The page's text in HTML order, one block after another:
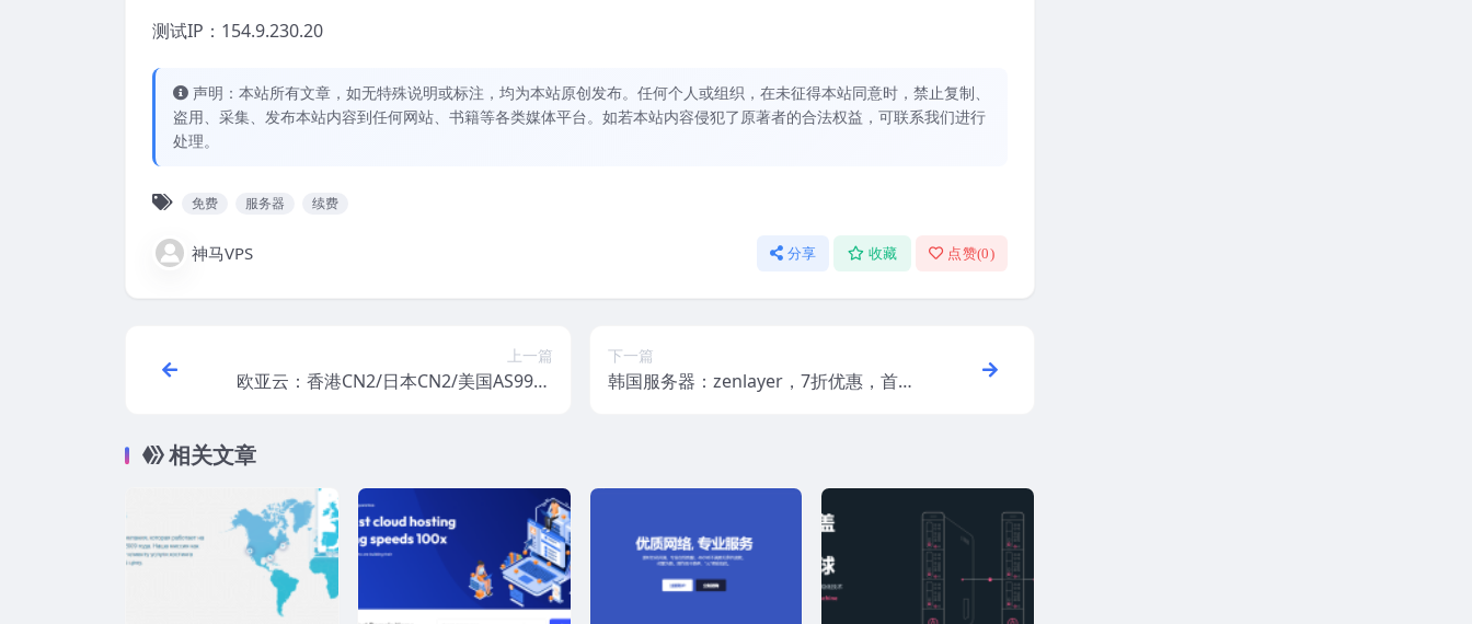
测试IP：154.9.230.20
声明：本站所有文章，如无特殊说明或标注，均为本站原创发布。任何个人或组织，在未征得本站同意时，禁止复制、
盗用、采集、发布本站内容到任何网站、书籍等各类媒体平台。如若本站内容侵犯了原著者的合法权益，可联系我们进行
处理。
免费 服务器 续费
神马VPS 分享 收藏 点赞(0)
上一篇
欧亚云：香港CN2/日本CN2/美国AS9929
下一篇
韩国服务器：zenlayer，7折优惠，首尔
相关文章